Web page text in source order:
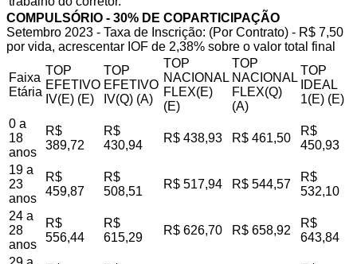
COMPULSÓRIO - 30% DE COPARTICIPAÇÃO
Setembro 2023 - Taxa de Inscrição: (Por Contrato) - R$ 7,50
por vida, acrescentar IOF de 2,38% sobre o valor total final
Faixa
Etária
TOP
EFETIVO
IV(E) (E)
TOP
EFETIVO
IV(Q) (A)
TOP
NACIONAL
FLEX(E)
(E)
TOP
NACIONAL
FLEX(Q)
(A)
TOP
IDEAL
1(E) (E)
0 a
18
anos
R$
389,72
R$
430,94
R$ 438,93 R$ 461,50
R$
450,93
19 a
23
anos
R$
459,87
R$
508,51
R$ 517,94 R$ 544,57
R$
532,10
24 a
28
anos
R$
556,44
R$
615,29
R$ 626,70 R$ 658,92
R$
643,84